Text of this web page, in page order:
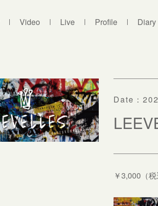
Video Live Profile Diary
Date：
￥3,000（